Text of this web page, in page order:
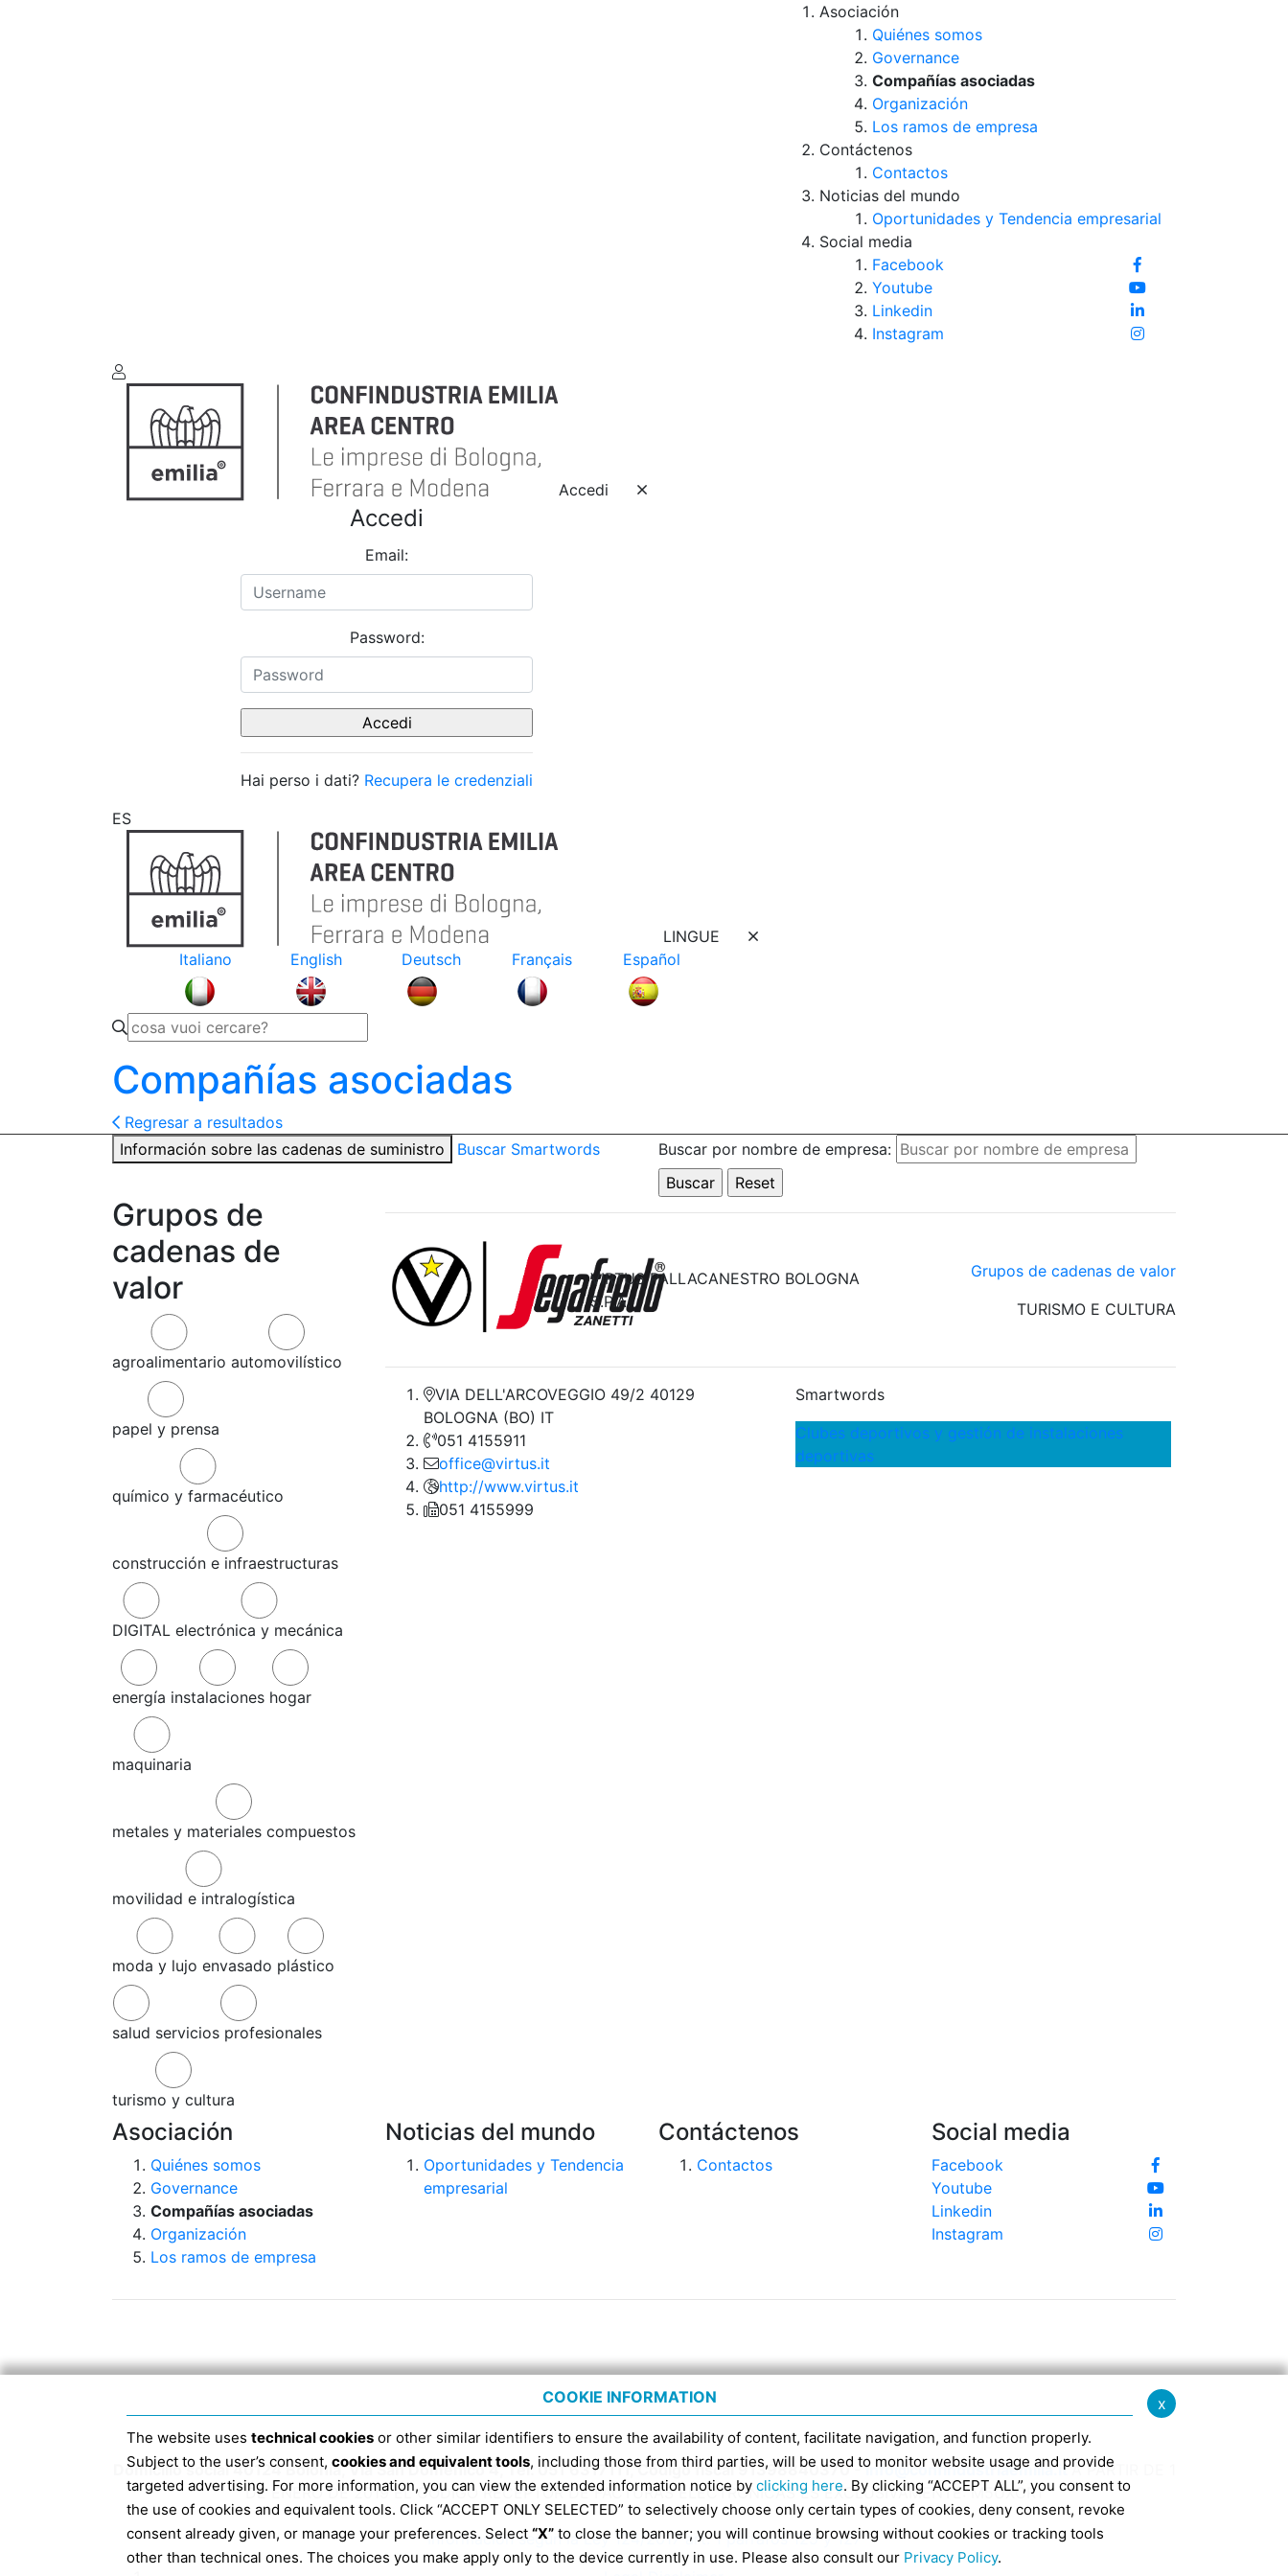
Asociación
Quiénes somos
Governance
Compañías asociadas
Organización
Los ramos de empresa
Contáctenos
Contactos
Noticias del mundo
Oportunidades y Tendencia empresarial
Social media
Facebook
Youtube
Linkedin
Instagram
Accedi
Accedi
Email:
Password:
Hai perso i dati? Recupera le credenziali
ES
LINGUE
Italiano
English Deutsch Français Español
Compañías asociadas
Regresar a resultados
Información sobre las cadenas de suministro
Buscar Smartwords Buscar por nombre de empresa:
Grupos de
cadenas de
valor
agroalimentario automovilístico
papel y prensa
químico y farmacéutico
construcción e infraestructuras
DIGITAL electrónica y mecánica
energía instalaciones hogar
maquinaria
metales y materiales compuestos
movilidad e intralogística
moda y lujo envasado plástico
salud servicios profesionales
turismo y cultura
VIRTUS PALLACANESTRO BOLOGNA
S.P.A.
Grupos de cadenas de valor
TURISMO E CULTURA
VIA DELL'ARCOVEGGIO 49/2 40129
BOLOGNA (BO) IT
051 4155911
office@virtus.it
http://www.virtus.it
051 4155999
Smartwords
Clubes deportivos y gestión de instalaciones
deportivas
Asociación
Quiénes somos
Governance
Compañías asociadas
Organización
Los ramos de empresa
Noticias del mundo
Oportunidades y Tendencia
empresarial
Contáctenos
Contactos
Social media
Facebook
Youtube
Linkedin
Instagram
Domicilio social 40124 Bolonia, Via San Domenico 4, Tel. 051 6317111, Código fiscal 91398840370 -info@confindustriaemilia.it A PARTIR DE 1
DE ENERO DE 2019 EL CÓDIGO RECEPTOR DE FACTURAS ELECTRÓNICAS ES EXCLUSIVAMENTE: M5UXCR1
Información según la Ley 124/2017 art. 1 párrafos 125 y 127
x
COOKIE INFORMATION
The website uses technical cookies or other similar identifiers to ensure the availability of content, facilitate navigation, and function properly.
Subject to the user’s consent, cookies and equivalent tools, including those from third parties, will be used to monitor website usage and provide
targeted advertising. For more information, you can view the extended information notice by clicking here. By clicking “ACCEPT ALL”, you consent to
the use of cookies and equivalent tools. Click “ACCEPT ONLY SELECTED” to selectively choose only certain types of cookies, deny consent, revoke
consent already given, or manage your preferences. Select “X” to close the banner; you will continue browsing without cookies or tracking tools
other than technical ones. The choices you make apply only to the device currently in use. Please also consult our Privacy Policy.